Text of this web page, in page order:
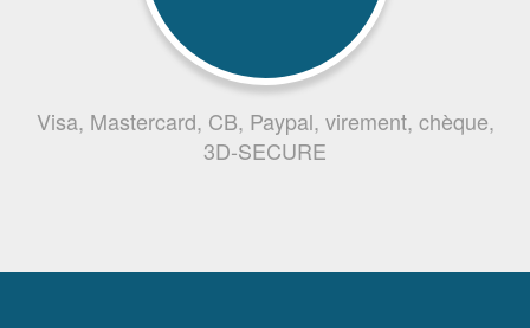
Visa, Mastercard, CB, Paypal, virement, chèque,
3D-SECURE